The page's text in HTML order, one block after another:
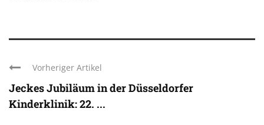
Vorheriger Artikel
Jeckes Jubiläum in der Düsseldorfer
Kinderklinik: 22. ...